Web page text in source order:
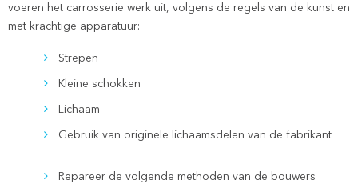
voeren het carrosserie werk uit, volgens de regels van de kunst en
met krachtige apparatuur:
Strepen
Kleine schokken
Lichaam
Gebruik van originele lichaamsdelen van de fabrikant
Repareer de volgende methoden van de bouwers